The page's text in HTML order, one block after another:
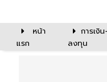
หน้า
แรก
การเงิ
ลงทุน